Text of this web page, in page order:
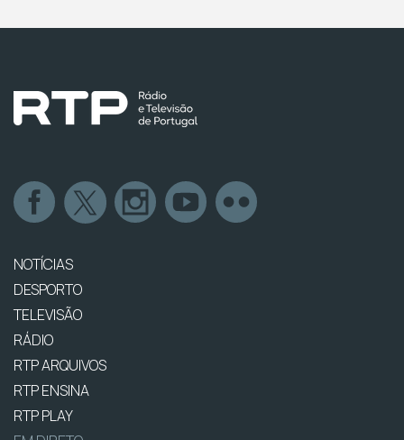
NOTÍCIAS
DESPORTO
TELEVISÃO
RÁDIO
RTP ARQUIVOS
RTP ENSINA
RTP PLAY